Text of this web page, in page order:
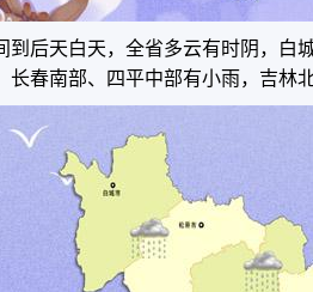
到后天白天，全省多云有时阴，白
南部、四平中部有小雨，吉林